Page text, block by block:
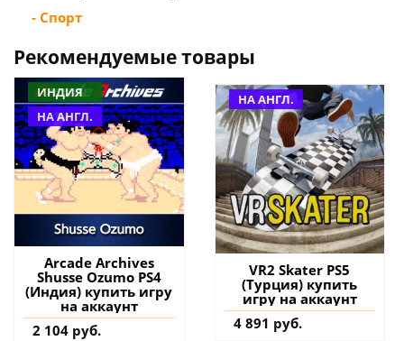
- Спорт
Рекомендуемые товары
ИНДИЯ
НА АНГЛ.
Arcade Archives
Shusse Ozumo PS4
(Индия) купить игру
на аккаунт
2 104 руб.
НА АНГЛ.
VR2 Skater PS5
(Турция) купить
игру на аккаунт
4 891 руб.